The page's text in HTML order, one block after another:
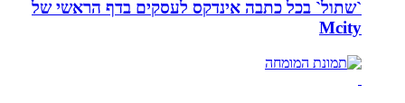
`שתול` בכל כתבה אינדקס לעסקים בדף הראשי של
Mcity